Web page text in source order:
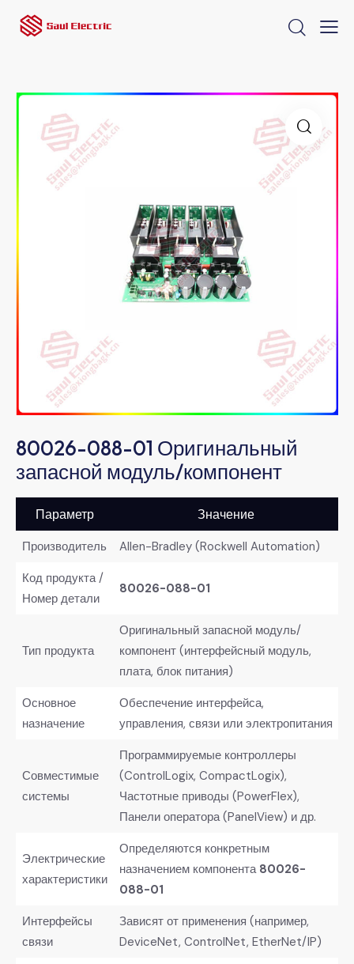
80026-088-01 Оригинальный
запасной модуль/компонент
Параметр Значение
Производитель
Allen-Bradley (Rockwell Automation)
Код продукта /
Номер детали
80026-088-01
Тип продукта
Оригинальный запасной модуль/
компонент (интерфейсный модуль,
плата, блок питания)
Основное
назначение
Обеспечение интерфейса,
управления, связи или электропитания
Совместимые
системы
Программируемые контроллеры
(ControlLogix, CompactLogix),
Частотные приводы (PowerFlex),
Панели оператора (PanelView) и др.
Электрические
характеристики
Определяются конкретным
назначением компонента 80026-
088-01
Интерфейсы
связи
Зависят от применения (например,
DeviceNet, ControlNet, EtherNet/IP)